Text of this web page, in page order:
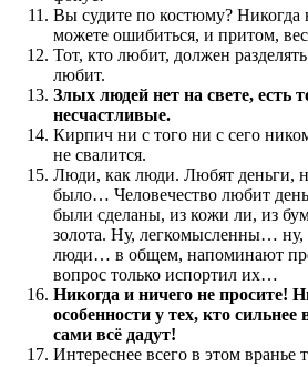
Вы судите по костюму? Никогда
можете ошибиться, и притом,
Тот, кто любит, должен
любит.
Злых людей нет на свете, есть
несчастливые.
Кирпич ни с того ни с сего
не свалится.
Люди, как люди. Любят деньги,
было… Человечество любит
были сделаны, из кожи ли, из
золота. Ну, легкомысленны…
люди… в общем, напоминают
вопрос только испортил их…
Никогда и ничего не просите!
особенности у тех, кто
сами всё дадут!
Интереснее всего в этом вранье